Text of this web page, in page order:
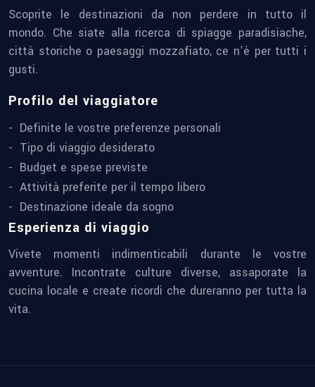
Scoprite le destinazioni da non perdere in tutto il
mondo. Che siate alla ricerca di spiagge paradisiache,
città storiche o paesaggi mozzafiato, ce n’è per tutti i
gusti.
Profilo del viaggiatore
Definite le vostre preferenze personali
Tipo di viaggio desiderato
Budget e spese previste
Attività preferite per il tempo libero
Destinazione ideale da sogno
Esperienza di viaggio
Vivete momenti indimenticabili durante le vostre
avventure. Incontrate culture diverse, assaporate la
cucina locale e create ricordi che dureranno per tutta la
vita.